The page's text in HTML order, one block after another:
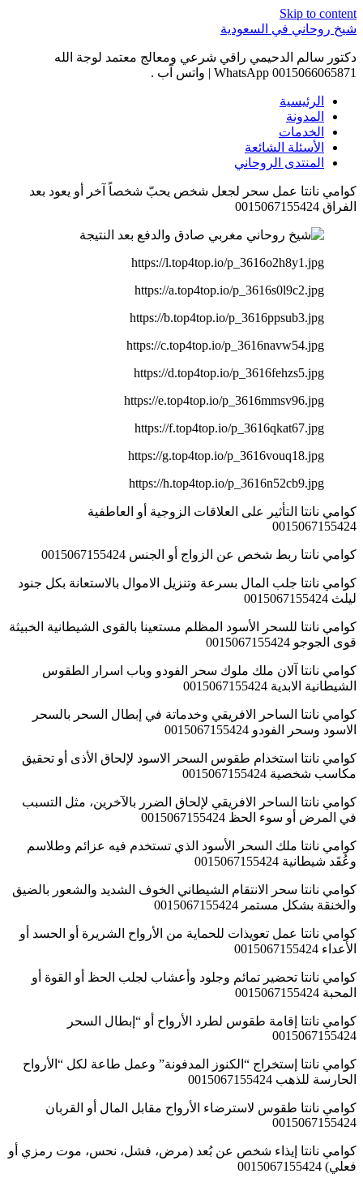
Skip to content
شيخ روحاني في السعودية
دكتور سالم الدحيمي راقي شرعي ومعالج معتمد لوجة الله
0015066065871 WhatsApp | واتس آب .
الرئيسية
المدونة
الخدمات
الأسئلة الشائعة
المنتدى الروحاني
كوامي نانتا عمل سحر لجعل شخص يحبّ شخصاً آخر أو يعود بعد
الفراق 0015067155424
https://l.top4top.io/p_3616o2h8y1.jpg
https://a.top4top.io/p_3616s0l9c2.jpg
https://b.top4top.io/p_3616ppsub3.jpg
https://c.top4top.io/p_3616navw54.jpg
https://d.top4top.io/p_3616fehzs5.jpg
https://e.top4top.io/p_3616mmsv96.jpg
https://f.top4top.io/p_3616qkat67.jpg
https://g.top4top.io/p_3616vouq18.jpg
https://h.top4top.io/p_3616n52cb9.jpg
كوامي نانتا التأثير على العلاقات الزوجية أو العاطفية
0015067155424
كوامي نانتا ربط شخص عن الزواج أو الجنس 0015067155424
كوامي نانتا جلب المال بسرعة وتنزيل الاموال بالاستعانة بكل جنود
ليلث 0015067155424
كوامي نانتا للسحر الأسود المظلم مستعينا بالقوى الشيطانية الخبيثة
قوى الجوجو 0015067155424
كوامي نانتا آلان ملك ملوك سحر الفودو وباب اسرار الطقوس
الشيطانية الابدية 0015067155424
كوامي نانتا الساحر الافريقي وخدماتة في إبطال السحر بالسحر
الاسود وسحر الفودو 0015067155424
كوامي نانتا استخدام طقوس السحر الاسود لإلحاق الأذى أو تحقيق
مكاسب شخصية 0015067155424
كوامي نانتا الساحر الافريقي لإلحاق الضرر بالآخرين، مثل التسبب
في المرض أو سوء الحظ 0015067155424
كوامي نانتا ملك السحر الأسود الذي تستخدم فيه عزائم وطلاسم
وعُقَد شيطانية 0015067155424
كوامي نانتا سحر الانتقام الشيطاني الخوف الشديد والشعور بالضيق
والخنقة بشكل مستمر 0015067155424
كوامي نانتا عمل تعويذات للحماية من الأرواح الشريرة أو الحسد أو
الأعداء 0015067155424
كوامي نانتا تحضير تمائم وجلود وأعشاب لجلب الحظ أو القوة أو
المحبة 0015067155424
كوامي نانتا إقامة طقوس لطرد الأرواح أو “إبطال السحر
0015067155424
كوامي نانتا إستخراج “الكنوز المدفونة” وعمل طاعة لكل “الأرواح
الحارسة للذهب 0015067155424
كوامي نانتا طقوس لاسترضاء الأرواح مقابل المال أو القربان
0015067155424
كوامي نانتا إيذاء شخص عن بُعد (مرض، فشل، نحس، موت رمزي أو
فعلي) 0015067155424